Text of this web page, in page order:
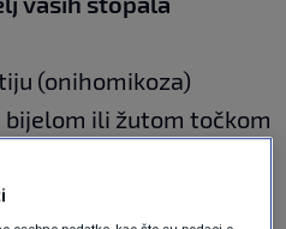
(onihomikoza)
ili žutom točkom
zadebljanje,